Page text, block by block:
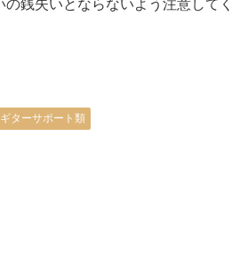
の銭失いとならないよう注意してく
ターサポート類